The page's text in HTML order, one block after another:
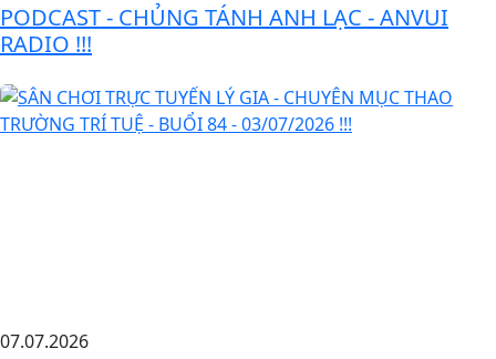
PODCAST - CHỦNG TÁNH ANH LẠC - ANVUI
RADIO !!!
07.07.2026